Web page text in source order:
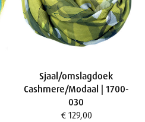
Sjaal/omslagdoek
Cashmere/Modaal | 1700-
030
€ 129,00